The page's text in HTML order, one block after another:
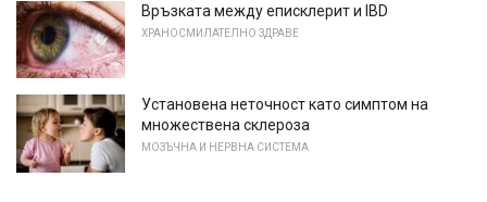
Връзката между еписклерит и IBD
ХРАНОСМИЛАТЕЛНО ЗДРАВЕ
Установена неточност като симптом на
множествена склероза
МОЗЪЧНА И НЕРВНА СИСТЕМА